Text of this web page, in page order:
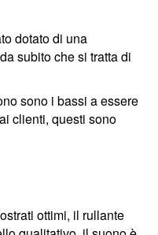
dotato di una
subito che si tratta di
sono i bassi a essere
clienti, questi sono
ottimi, il rullante